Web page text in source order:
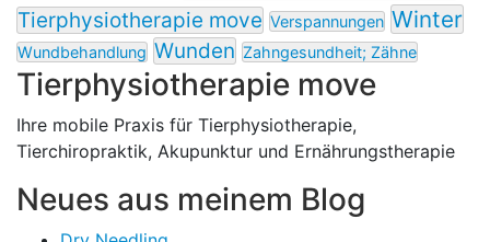
Tierphysiotherapie move Verspannungen Winter
Wundbehandlung Wunden Zahngesundheit; Zähne
Tierphysiotherapie move
Ihre mobile Praxis für Tierphysiotherapie,
Tierchiropraktik, Akupunktur und Ernährungstherapie
Neues aus meinem Blog